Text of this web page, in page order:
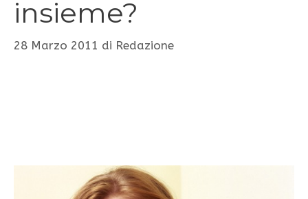
insieme?
28 Marzo 2011 di Redazione